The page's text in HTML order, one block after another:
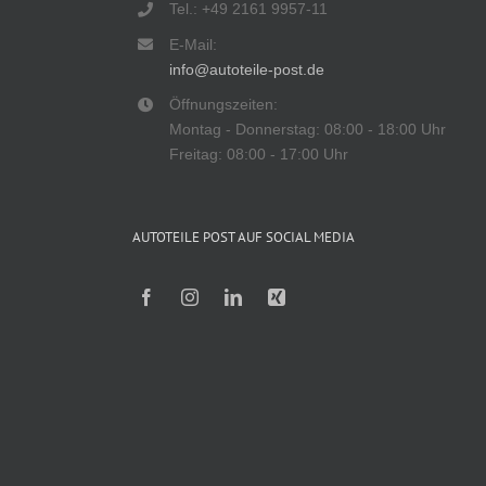
Tel.: +49 2161 9957-11
E-Mail:
info@autoteile-post.de
Öffnungszeiten:
Montag - Donnerstag: 08:00 - 18:00 Uhr
Freitag: 08:00 - 17:00 Uhr
AUTOTEILE POST AUF SOCIAL MEDIA